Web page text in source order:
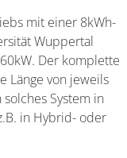
mit einer 8kWh-
Wuppertal
Der komplette
Länge von jeweils
System in
in Hybrid- oder